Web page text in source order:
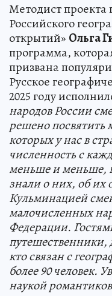
Методист
Российского
открытий» Ольга
программа,
призвана
Русское
2025 году
народов России
решено
которых у нас в
численность с
меньше и меньше,
знали о них, об их
Кульминацией
малочисленных
Федерации.
путешественники,
кто связан с
более 90 человек.
наукой